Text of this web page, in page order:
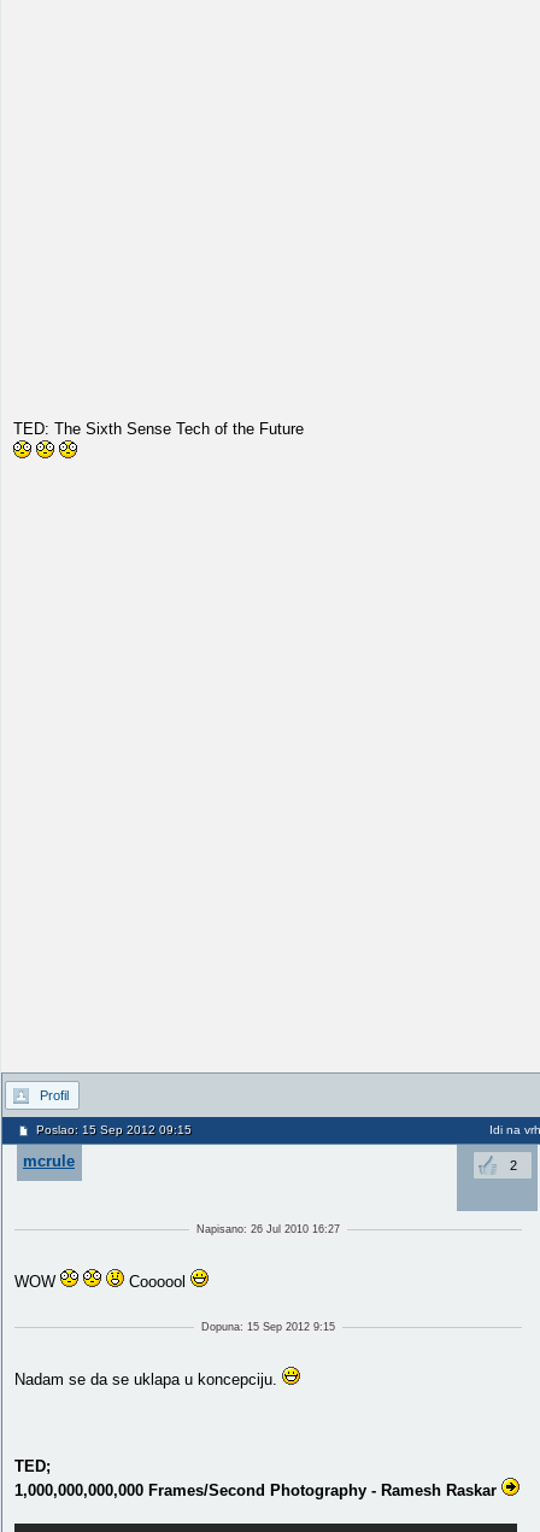
TED: The Sixth Sense Tech of the Future
Profil
Poslao: 15 Sep 2012 09:15 Idi na vrh
mcrule 2
Napisano: 26 Jul 2010 16:27
WOW Coooool
Dopuna: 15 Sep 2012 9:15
Nadam se da se uklapa u koncepciju.
TED;
1,000,000,000,000 Frames/Second Photography - Ramesh Raskar